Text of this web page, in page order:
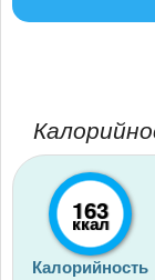
163
ккал
Калорийность